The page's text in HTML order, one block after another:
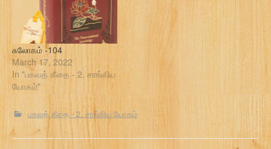
சுலோகம் -104
March 17, 2022
In "பகவத் கீதை - 2. சாங்கிய
யோகம்"
பகவத் கீதை - 2. சாங்கிய யோகம்